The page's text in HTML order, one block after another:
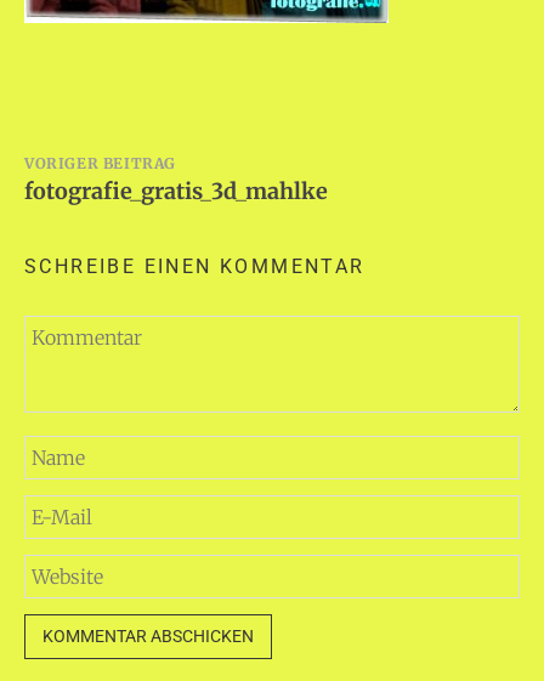
Beitragsnavigation
VORIGER BEITRAG
fotografie_gratis_3d_mahlke
SCHREIBE EINEN KOMMENTAR